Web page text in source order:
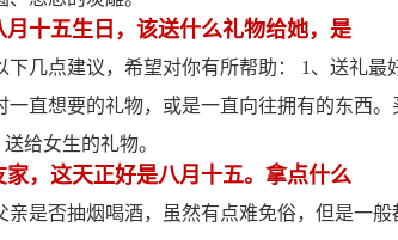
十五生日，该送什么礼物给她，是
下几点建议，希望对你有所帮助： 1、送礼
一直想要的礼物，或是一直向往拥有的东西
给女生的礼物。
，这天正好是八月十五。拿点什么
亲是否抽烟喝酒，虽然有点难免俗，但是一